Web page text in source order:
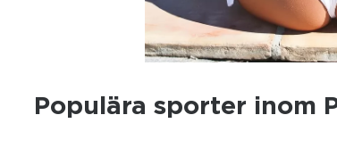
Populära sporter inom